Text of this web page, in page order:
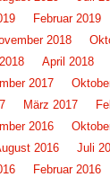
Februar 2019
2018
April 2018
2017
März 2017
2016
2016 Juli
Februar 2016